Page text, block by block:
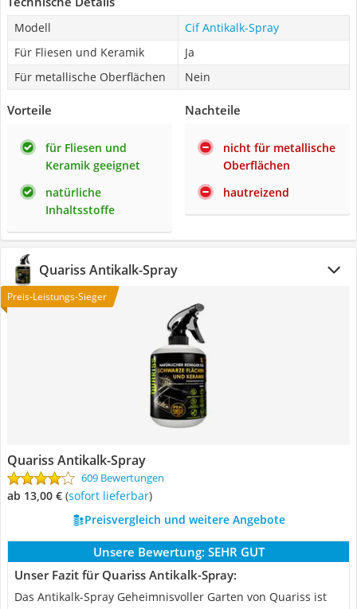
Modell
Cif Antikalk-Spray
Für Fliesen und Keramik
Ja
Für metallische Oberflächen
Nein
Vorteile
für Fliesen und
Keramik geeignet
natürliche
Inhaltsstoffe
Nachteile
nicht für metallische
Oberflächen
hautreizend
Quariss Antikalk-Spray
Preis-Leistungs-Sieger
Quariss Antikalk-Spray
609 Bewertungen
ab 13,00 € ( Sofort lieferbar)
Preisvergleich und weitere Angebote
Unsere Bewertung: SEHR GUT
Unser Fazit für Quariss Antikalk-Spray:
Das Antikalk-Spray Geheimnisvoller Garten von Quariss ist